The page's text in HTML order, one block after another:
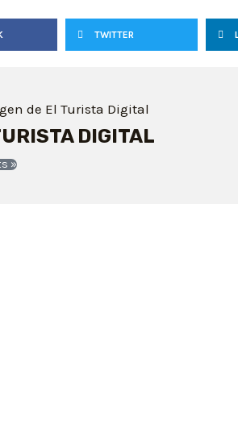
TWITTER
DIGITAL
»